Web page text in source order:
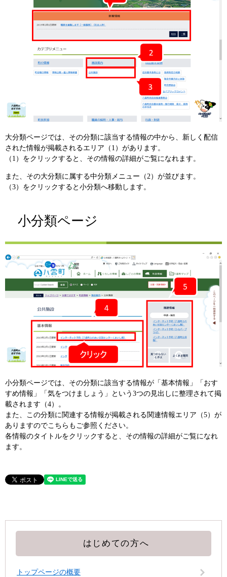
大分類ページでは、その分類に該当する情報の中から、新しく配信
された情報が掲載されるエリア（1）があります。
（1）をクリックすると、その情報の詳細がご覧になれます。
また、その大分類に属する中分類メニュー（2）が並びます。
（3）をクリックすると小分類へ移動します。
小分類ページ
小分類ページでは、その分類に該当する情報が「基本情報」「おす
すめ情報」「気をつけましょう」という3つの見出しに整理されて掲
載されます（4）。
また、この分類に関連する情報が掲載される関連情報エリア（5）が
ありますのでこちらもご参照ください。
各情報のタイトルをクリックすると、その情報の詳細がご覧になれ
ます。
はじめての方へ
トップページの概要